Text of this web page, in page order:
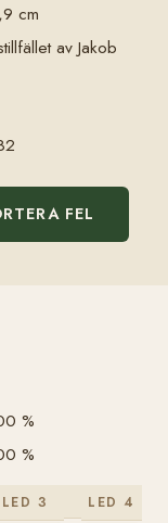
cm
av Jakob
FEL
%
%
LED 3 LED 4